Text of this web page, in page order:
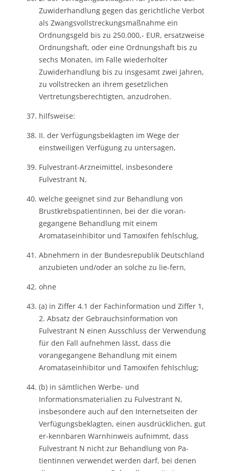
Zuwiderhandlung gegen das gerichtliche Verbot
als Zwangsvollstreckungsmaßnahme ein
Ordnungsgeld bis zu 250.000,- EUR, ersatzweise
Ordnungshaft, oder eine Ordnungshaft bis zu
sechs Monaten, im Falle wiederholter
Zuwiderhandlung bis zu insgesamt zwei Jahren,
zu vollstrecken an ihrem gesetzlichen
Vertretungsberechtigten, anzudrohen.
hilfsweise:
II. der Verfügungsbeklagten im Wege der
einstweiligen Verfügung zu untersagen,
Fulvestrant-Arzneimittel, insbesondere
Fulvestrant N,
welche geeignet sind zur Behandlung von
Brustkrebspatientinnen, bei der die voran-
gegangene Behandlung mit einem
Aromataseinhibitor und Tamoxifen fehlschlug,
Abnehmern in der Bundesrepublik Deutschland
anzubieten und/oder an solche zu lie-fern,
ohne
(a) in Ziffer 4.1 der Fachinformation und Ziffer 1,
2. Absatz der Gebrauchsinformation von
Fulvestrant N einen Ausschluss der Verwendung
für den Fall aufnehmen lässt, dass die
vorangegangene Behandlung mit einem
Aromataseinhibitor und Tamoxifen fehlschlug;
(b) in sämtlichen Werbe- und
Informationsmaterialien zu Fulvestrant N,
insbesondere auch auf den Internetseiten der
Verfügungsbeklagten, einen ausdrücklichen, gut
er-kennbaren Warnhinweis aufnimmt, dass
Fulvestrant N nicht zur Behandlung von Pa-
tientinnen verwendet werden darf, bei denen